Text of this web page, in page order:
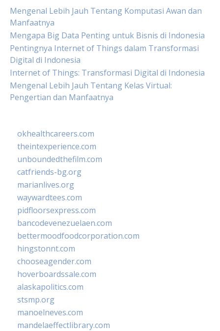
Mengenal Lebih Jauh Tentang Komputasi Awan dan
Manfaatnya
Mengapa Big Data Penting untuk Bisnis di Indonesia
Pentingnya Internet of Things dalam Transformasi
Digital di Indonesia
Internet of Things: Transformasi Digital di Indonesia
Mengenal Lebih Jauh Tentang Kelas Virtual:
Pengertian dan Manfaatnya
okhealthcareers.com
theintexperience.com
unboundedthefilm.com
catfriends-bg.org
marianlives.org
waywardtees.com
pidfloorsexpress.com
bancodevenezuelaen.com
bettermoodfoodcorporation.com
hingstonnt.com
chooseagender.com
hoverboardssale.com
alaskapolitics.com
stsmp.org
manoelneves.com
mandelaeffectlibrary.com